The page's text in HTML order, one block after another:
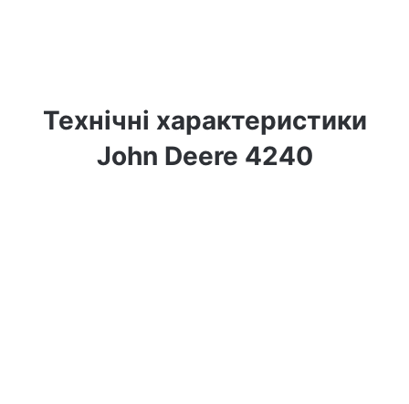
Технічні характеристики
John Deere 4240